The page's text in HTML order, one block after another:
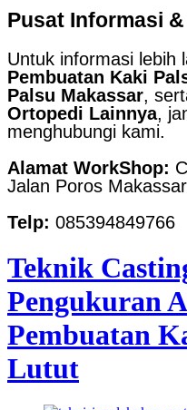
Pusat Informasi
Untuk informasi lebih
Pembuatan Kaki
Palsu Makassar,
Ortopedi Lainnya,
menghubungi kami.
Alamat WorkShop:
Jalan Poros
Telp: 085394849766
Teknik
Pengukuran
Pembuatan
Lutut